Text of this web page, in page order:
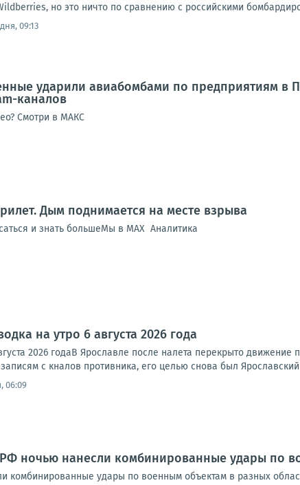
но это ничто по сравнению с российскими
09:13
ударили авиабомбами по предприятиям в
каналов
Смотри в МАКС
Дым поднимается на месте взрыва
и знать большеМы в MAX Аналитика
на утро 6 августа 2026 года
2026 годаВ Ярославле после налета перекрыто
записям с кналов противника, его целью снова был
06:09
ночью нанесли комбинированные удары по
комбинированные удары по военным объектам в разных